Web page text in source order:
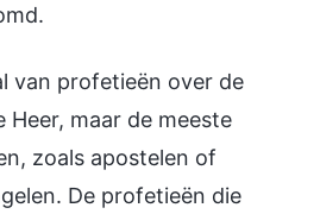
van profetieën over de
maar de meeste
zoals apostelen of
De profetieën die